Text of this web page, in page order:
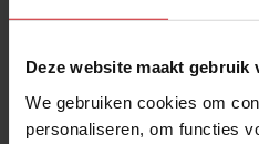
Deze website maakt gebruik
We gebruiken cookies om
personaliseren, om functies